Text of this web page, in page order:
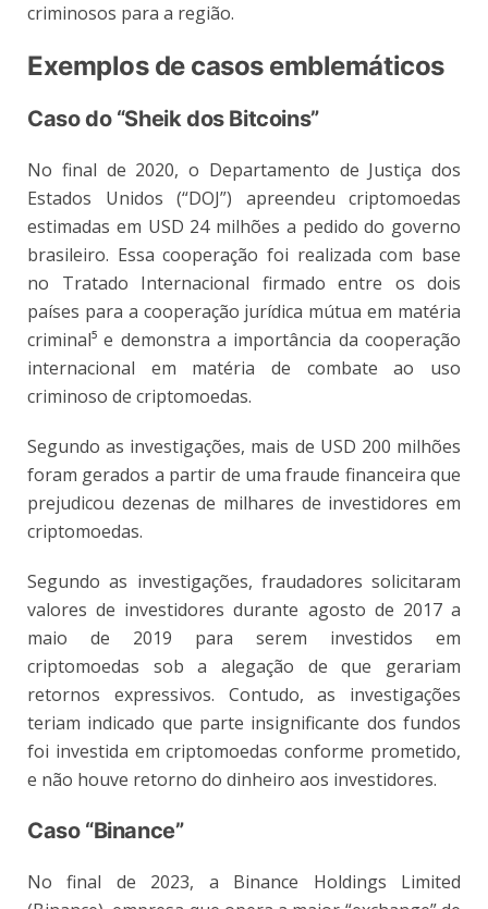
criminosos para a região.
Exemplos de casos emblemáticos
Caso do “Sheik dos Bitcoins”
No final de 2020, o Departamento de Justiça dos
Estados Unidos (“DOJ”) apreendeu criptomoedas
estimadas em USD 24 milhões a pedido do governo
brasileiro. Essa cooperação foi realizada com base
no Tratado Internacional firmado entre os dois
países para a cooperação jurídica mútua em matéria
criminal⁵ e demonstra a importância da cooperação
internacional em matéria de combate ao uso
criminoso de criptomoedas.
Segundo as investigações, mais de USD 200 milhões
foram gerados a partir de uma fraude financeira que
prejudicou dezenas de milhares de investidores em
criptomoedas.
Segundo as investigações, fraudadores solicitaram
valores de investidores durante agosto de 2017 a
maio de 2019 para serem investidos em
criptomoedas sob a alegação de que gerariam
retornos expressivos. Contudo, as investigações
teriam indicado que parte insignificante dos fundos
foi investida em criptomoedas conforme prometido,
e não houve retorno do dinheiro aos investidores.
Caso “Binance”
No final de 2023, a Binance Holdings Limited